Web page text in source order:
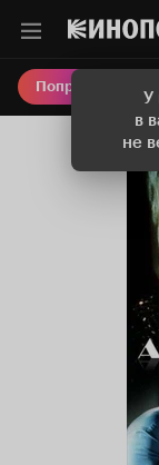
У
в
не
Попробовать